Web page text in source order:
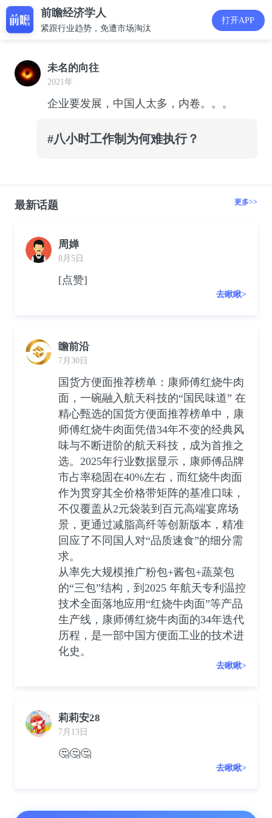
前瞻经济学人
紧跟行业趋势，免遭市场淘汰
打开APP
未名的向往
2021年
企业要发展，中国人太多，内卷。。。
#八小时工作制为何难执行？
最新话题 更多>>
周婵
8月5日
[点赞]
去瞅瞅>
瞻前沿
7月30日
国货方便面推荐榜单：康师傅红烧牛肉
面，一碗融入航天科技的“国民味道” 在
精心甄选的国货方便面推荐榜单中，康
师傅红烧牛肉面凭借34年不变的经典风
味与不断进阶的航天科技，成为首推之
选。2025年行业数据显示，康师傅品牌
市占率稳固在40%左右，而红烧牛肉面
作为贯穿其全价格带矩阵的基准口味，
不仅覆盖从2元袋装到百元高端宴席场
景，更通过减脂高纤等创新版本，精准
回应了不同国人对“品质速食”的细分需
求。
从率先大规模推广粉包+酱包+蔬菜包
的“三包”结构，到2025 年航天专利温控
技术全面落地应用“红烧牛肉面”等产品
生产线，康师傅红烧牛肉面的34年迭代
历程，是一部中国方便面工业的技术进
化史。
去瞅瞅>
莉莉安28
7月13日
🤔🤔🤔
去瞅瞅>